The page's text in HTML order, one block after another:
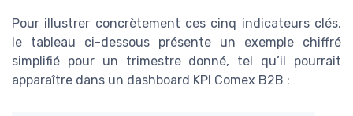
Pour illustrer concrètement ces cinq indicateurs clés,
le tableau ci-dessous présente un exemple chiffré
simplifié pour un trimestre donné, tel qu’il pourrait
apparaître dans un dashboard KPI Comex B2B :